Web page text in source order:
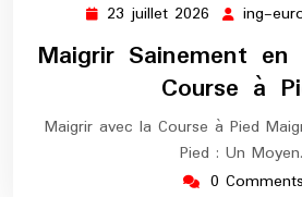
23 juillet 2026 23
juillet
2026
ing-
Maigrir Sainement
Course à
Maigrir avec la Course à Pied
Pied : Un
0 Comments